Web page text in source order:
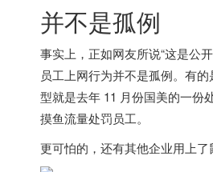
并不是孤例
事实上，正如网友所说“这是公
员工上网行为并不是孤例。有
型就是去年 11 月份国美的一份
摸鱼流量处罚员工。
更可怕的，还有其他企业用上了